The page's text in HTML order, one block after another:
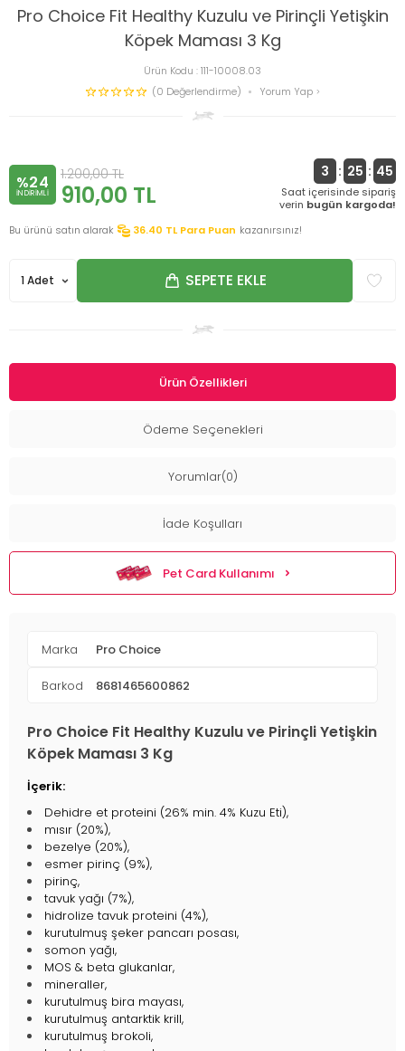
Pro Choice Fit Healthy Kuzulu ve Pirinçli Yetişkin
Köpek Maması 3 Kg
Ürün Kodu :111-10008.03
(0 Değerlendirme)
Yorum Yap
%24
INDIRIMLI
1.200,00TL
910,00 TL
3 : 25 : 45
Saat içerisinde sipariş
verin bugün kargoda!
Bu ürünü satın alarak
36.40 TL Para Puan kazanırsınız!
SEPETE EKLE
Ürün Özellikleri
Ödeme Seçenekleri
Yorumlar(0)
İade Koşulları
Pet Card Kullanımı
Marka Pro Choice
Barkod 8681465600862
Pro Choice Fit Healthy Kuzulu ve Pirinçli Yetişkin
Köpek Maması 3 Kg
İçerik:
Dehidre et proteini (26% min. 4% Kuzu Eti),
mısır (20%),
bezelye (20%),
esmer pirinç (9%),
pirinç,
tavuk yağı (7%),
hidrolize tavuk proteini (4%),
kurutulmuş şeker pancarı posası,
somon yağı,
MOS & beta glukanlar,
mineraller,
kurutulmuş bira mayası,
kurutulmuş antarktik krill,
kurutulmuş brokoli,